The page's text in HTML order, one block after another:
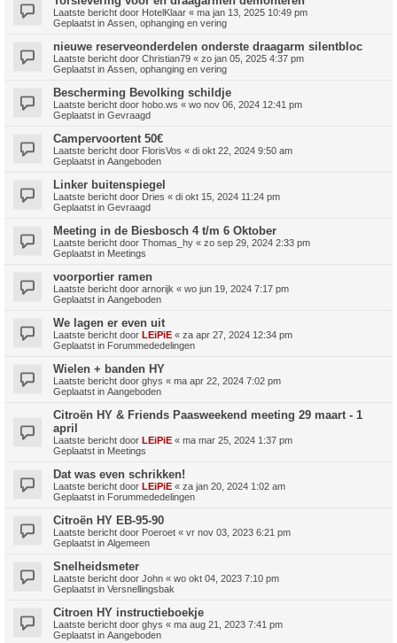
Laatste bericht door HotelKlaar « ma jan 13, 2025 10:49 pm
Geplaatst in Assen, ophanging en vering
nieuwe reserveonderdelen onderste draagarm silentbloc
Laatste bericht door Christian79 « zo jan 05, 2025 4:37 pm
Geplaatst in Assen, ophanging en vering
Bescherming Bevolking schildje
Laatste bericht door hobo.ws « wo nov 06, 2024 12:41 pm
Geplaatst in Gevraagd
Campervoortent 50€
Laatste bericht door FlorisVos « di okt 22, 2024 9:50 am
Geplaatst in Aangeboden
Linker buitenspiegel
Laatste bericht door Dries « di okt 15, 2024 11:24 pm
Geplaatst in Gevraagd
Meeting in de Biesbosch 4 t/m 6 Oktober
Laatste bericht door Thomas_hy « zo sep 29, 2024 2:33 pm
Geplaatst in Meetings
voorportier ramen
Laatste bericht door arnorijk « wo jun 19, 2024 7:17 pm
Geplaatst in Aangeboden
We lagen er even uit
Laatste bericht door LEiPiE « za apr 27, 2024 12:34 pm
Geplaatst in Forummededelingen
Wielen + banden HY
Laatste bericht door ghys « ma apr 22, 2024 7:02 pm
Geplaatst in Aangeboden
Citroën HY & Friends Paasweekend meeting 29 maart - 1
april
Laatste bericht door LEiPiE « ma mar 25, 2024 1:37 pm
Geplaatst in Meetings
Dat was even schrikken!
Laatste bericht door LEiPiE « za jan 20, 2024 1:02 am
Geplaatst in Forummededelingen
Citroën HY EB-95-90
Laatste bericht door Poeroet « vr nov 03, 2023 6:21 pm
Geplaatst in Algemeen
Snelheidsmeter
Laatste bericht door John « wo okt 04, 2023 7:10 pm
Geplaatst in Versnellingsbak
Citroen HY instructieboekje
Laatste bericht door ghys « ma aug 21, 2023 7:41 pm
Geplaatst in Aangeboden